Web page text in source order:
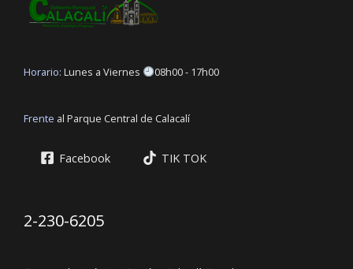
Horario: Lunes a Viernes 08h00 - 17h00
Frente al Parque Central de Calacalí
Facebook TIK TOK
2-230-6205